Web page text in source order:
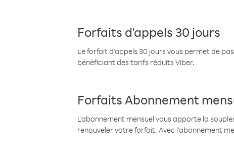
Forfaits d'appels 30 jours
Le forfait d'appels 30 jours vous permet de
bénéficiant des tarifs réduits Viber.
Forfaits Abonnement
L'abonnement mensuel vous apporte la
renouveler votre forfait. Avec l'abonnement